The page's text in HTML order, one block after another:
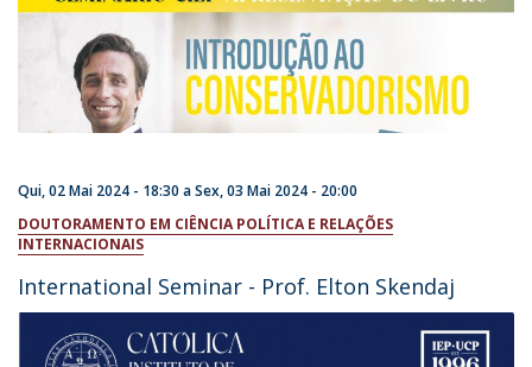
Qui, 02 Mai 2024 - 18:30 aSex, 03 Mai 2024 - 20:00
DOUTORAMENTO EM CIÊNCIA POLÍTICA E RELAÇÕES
INTERNACIONAIS
International Seminar - Prof. Elton Skendaj